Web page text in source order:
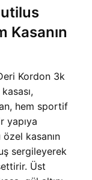
Kasanın
Kordon 3k
hem sportif
yapıya
kasanın
sergileyerek
Üst